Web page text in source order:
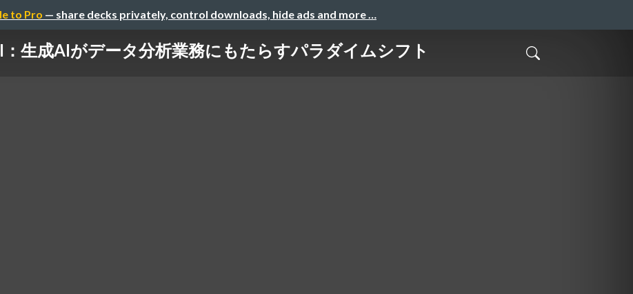
to Pro — share decks privately, control downloads, hide ads and more …
：生成AIがデータ分析業務にもたらすパラダイムシフト